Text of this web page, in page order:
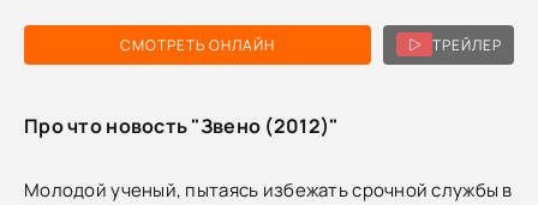
СМОТРЕТЬ ОНЛАЙН ТРЕЙЛЕР
Про что новость "Звено (2012)"
Молодой ученый, пытаясь избежать срочной службы в